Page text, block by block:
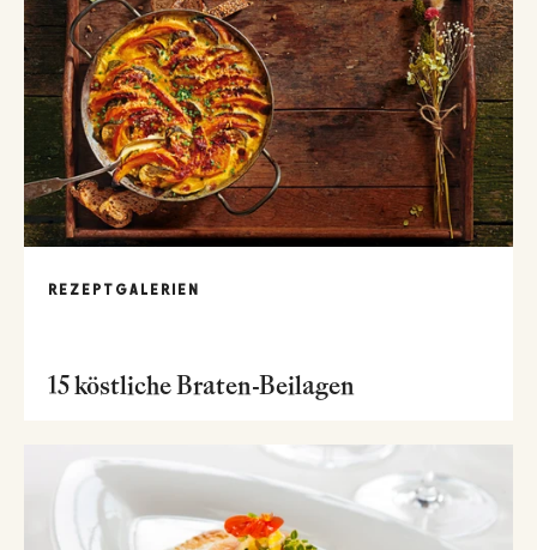
REZEPTGALERIEN
15 köstliche Braten-Beilagen